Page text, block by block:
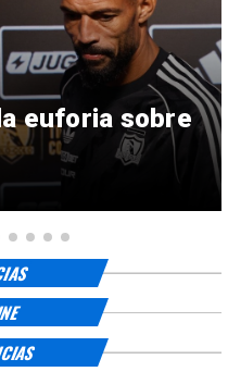
euforia sobre